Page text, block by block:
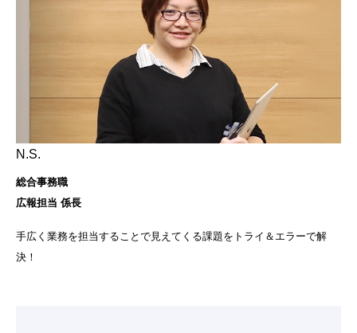
N.S.
総合事務職
広報担当 係長
手広く業務を担当することで見えてくる課題をトライ＆エラーで解
決！